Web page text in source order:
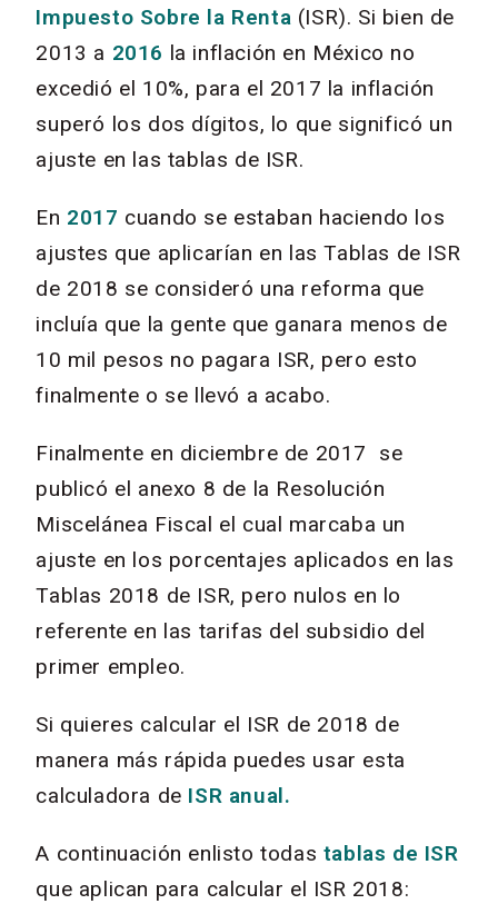
Impuesto Sobre la Renta (ISR). Si bien de
2013 a 2016 la inflación en México no
excedió el 10%, para el 2017 la inflación
superó los dos dígitos, lo que significó un
ajuste en las tablas de ISR.
En 2017 cuando se estaban haciendo los
ajustes que aplicarían en las Tablas de ISR
de 2018 se consideró una reforma que
incluía que la gente que ganara menos de
10 mil pesos no pagara ISR, pero esto
finalmente o se llevó a acabo.
Finalmente en diciembre de 2017 se
publicó el anexo 8 de la Resolución
Miscelánea Fiscal el cual marcaba un
ajuste en los porcentajes aplicados en las
Tablas 2018 de ISR, pero nulos en lo
referente en las tarifas del subsidio del
primer empleo.
Si quieres calcular el ISR de 2018 de
manera más rápida puedes usar esta
calculadora de ISR anual.
A continuación enlisto todas tablas de ISR
que aplican para calcular el ISR 2018: